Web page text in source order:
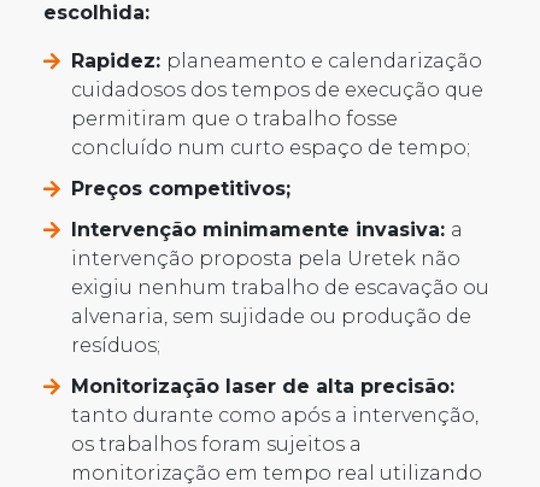
escolhida:
Rapidez: planeamento e calendarização
cuidadosos dos tempos de execução que
permitiram que o trabalho fosse
concluído num curto espaço de tempo;
Preços competitivos;
Intervenção minimamente invasiva: a
intervenção proposta pela Uretek não
exigiu nenhum trabalho de escavação ou
alvenaria, sem sujidade ou produção de
resíduos;
Monitorização laser de alta precisão:
tanto durante como após a intervenção,
os trabalhos foram sujeitos a
monitorização em tempo real utilizando